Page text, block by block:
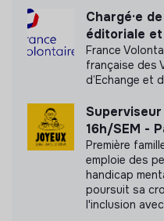
interne.
Lire notre mesure
Labels et
Référencé
Chargé·e
éditoriale
France
française des
d’Echange et
16h/SEM -
Première
emploie des
handicap
poursuit sa
l'inclusion